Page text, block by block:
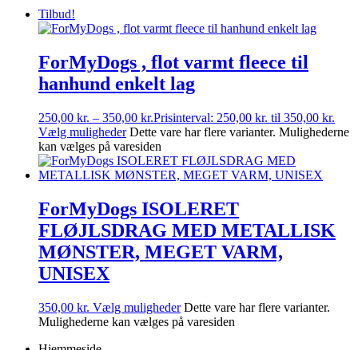
Tilbud!
ForMyDogs , flot varmt fleece til
hanhund enkelt lag
250,00 kr. – 350,00 kr.Prisinterval: 250,00 kr. til 350,00 kr.
Vælg muligheder Dette vare har flere varianter. Mulighederne
kan vælges på varesiden
ForMyDogs ISOLERET
FLØJLSDRAG MED METALLISK
MØNSTER, MEGET VARM,
UNISEX
350,00 kr. Vælg muligheder Dette vare har flere varianter.
Mulighederne kan vælges på varesiden